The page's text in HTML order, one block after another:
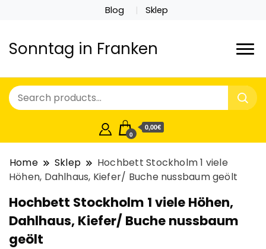
Blog Sklep
Sonntag in Franken
0
0,00€
Home Sklep
Hochbett Stockholm 1 viele
Höhen, Dahlhaus, Kiefer/ Buche nussbaum geölt
Hochbett Stockholm 1 viele Höhen,
Dahlhaus, Kiefer/ Buche nussbaum
geölt